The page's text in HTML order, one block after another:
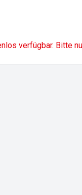
verfügbar. Bitte